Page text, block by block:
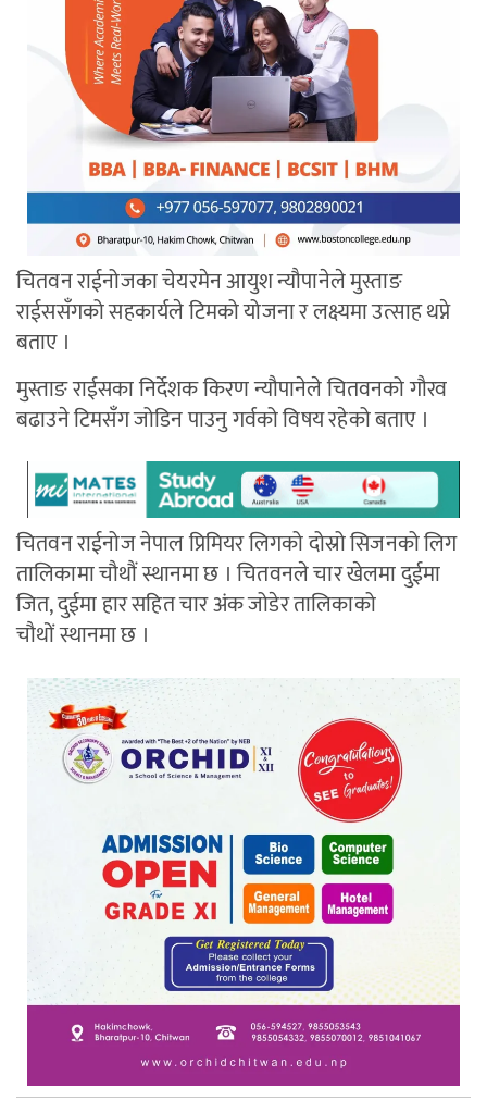
चितवन राईनोजका चेयरमेन आयुश न्यौपानेले मुस्ताङ
राईससँगको सहकार्यले टिमको योजना र लक्ष्यमा उत्साह थप्ने
बताए ।
मुस्ताङ राईसका निर्देशक किरण न्यौपानेले चितवनको गौरव
बढाउने टिमसँग जोडिन पाउनु गर्वको विषय रहेको बताए ।
चितवन राईनोज नेपाल प्रिमियर लिगको दोस्रो सिजनको लिग
तालिकामा चौथौं स्थानमा छ । चितवनले चार खेलमा दुईमा
जित, दुईमा हार सहित चार अंक जोडेर तालिकाको
चौथों स्थानमा छ ।